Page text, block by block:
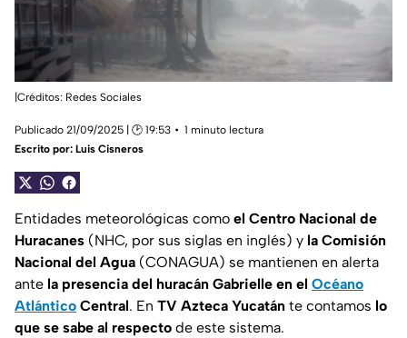
|Créditos: Redes Sociales
Publicado 21/09/2025 | 🕑 19:53
1 minuto lectura
Escrito por: Luis Cisneros
Entidades meteorológicas como el Centro Nacional de
Huracanes (NHC, por sus siglas en inglés) y la Comisión
Nacional del Agua (CONAGUA) se mantienen en alerta
ante la presencia del huracán Gabrielle en el Océano
Atlántico Central. En TV Azteca Yucatán te contamos lo
que se sabe al respecto de este sistema.